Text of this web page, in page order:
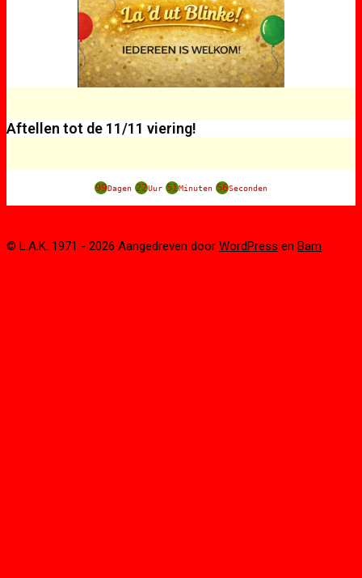
Aftellen tot de 11/11 viering!
99Dagen 22Uur 51Minuten 56Seconden
© L.A.K. 1971 - 2026 Aangedreven door WordPress en Bam.